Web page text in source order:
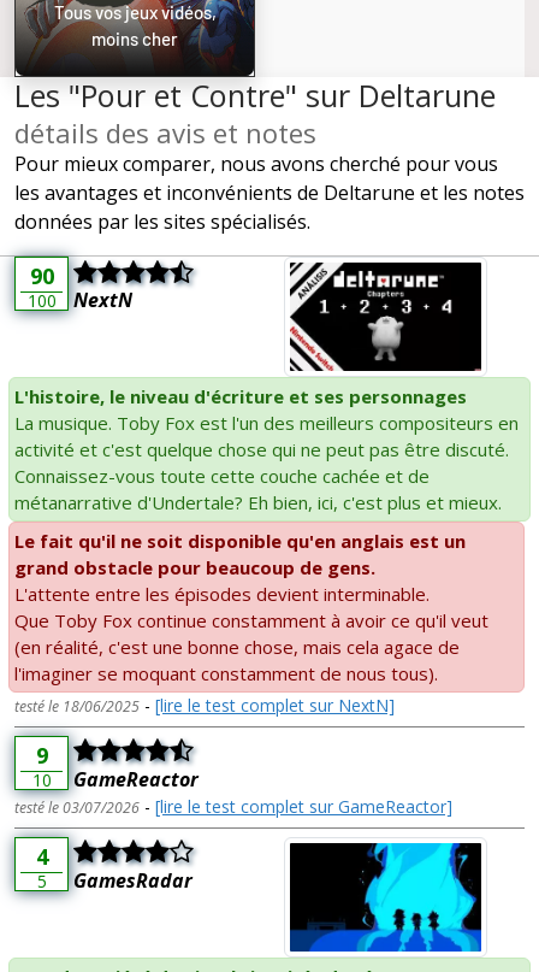
Tous vos jeux vidéos,
moins cher
Les "Pour et Contre" sur Deltarune
détails des avis et notes
Pour mieux comparer, nous avons cherché pour vous
les avantages et inconvénients de Deltarune et les notes
données par les sites spécialisés.
90
100 NextN
L'histoire, le niveau d'écriture et ses personnages
La musique. Toby Fox est l'un des meilleurs compositeurs en
activité et c'est quelque chose qui ne peut pas être discuté.
Connaissez-vous toute cette couche cachée et de
métanarrative d'Undertale? Eh bien, ici, c'est plus et mieux.
Le fait qu'il ne soit disponible qu'en anglais est un
grand obstacle pour beaucoup de gens.
L'attente entre les épisodes devient interminable.
Que Toby Fox continue constamment à avoir ce qu'il veut
(en réalité, c'est une bonne chose, mais cela agace de
l'imaginer se moquant constamment de nous tous).
testé le 18/06/2025 - [lire le test complet sur NextN]
9
10 GameReactor
testé le 03/07/2026 - [lire le test complet sur GameReactor]
4
5 GamesRadar